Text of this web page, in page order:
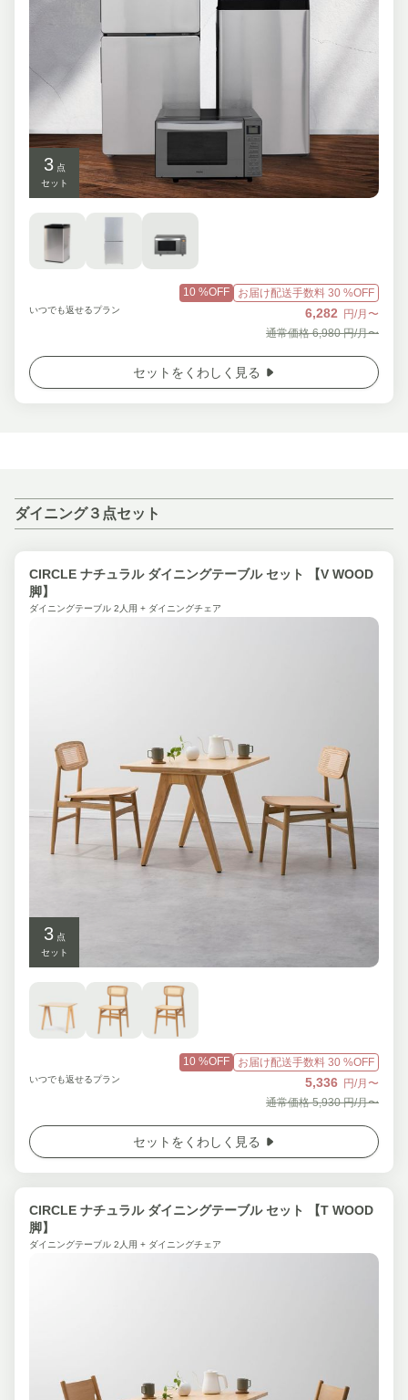
3点
セット
10 %OFF お届け配送手数料 30 %OFF
いつでも返せるプラン 6,282 円/月〜
通常価格 6,980 円/月〜
セットをくわしく見る
ダイニング３点セット
CIRCLE ナチュラル ダイニングテーブル セット 【V WOOD
脚】
ダイニングテーブル 2人用 + ダイニングチェア
3点
セット
10 %OFF お届け配送手数料 30 %OFF
いつでも返せるプラン 5,336 円/月〜
通常価格 5,930 円/月〜
セットをくわしく見る
CIRCLE ナチュラル ダイニングテーブル セット 【T WOOD
脚】
ダイニングテーブル 2人用 + ダイニングチェア